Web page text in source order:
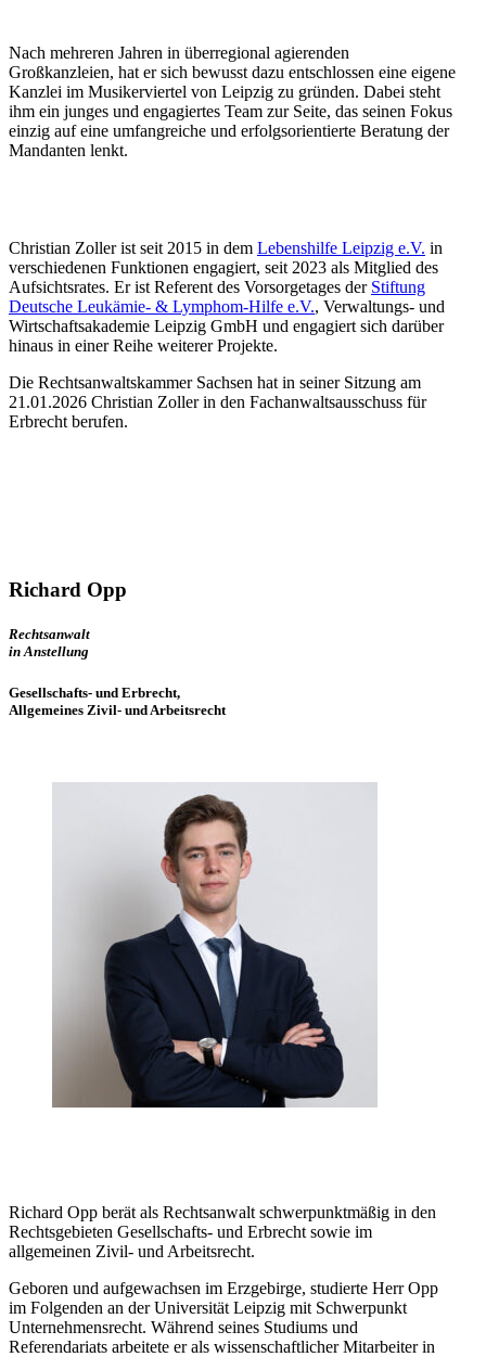
Nach mehreren Jahren in überregional agierenden
Großkanzleien, hat er sich bewusst dazu entschlossen eine eigene
Kanzlei im Musikerviertel von Leipzig zu gründen. Dabei steht
ihm ein junges und engagiertes Team zur Seite, das seinen Fokus
einzig auf eine umfangreiche und erfolgsorientierte Beratung der
Mandanten lenkt.
Christian Zoller ist seit 2015 in dem Lebenshilfe Leipzig e.V. in
verschiedenen Funktionen engagiert, seit 2023 als Mitglied des
Aufsichtsrates. Er ist Referent des Vorsorgetages der Stiftung
Deutsche Leukämie- & Lymphom-Hilfe e.V., Verwaltungs- und
Wirtschaftsakademie Leipzig GmbH und engagiert sich darüber
hinaus in einer Reihe weiterer Projekte.
Die Rechtsanwaltskammer Sachsen hat in seiner Sitzung am
21.01.2026 Christian Zoller in den Fachanwaltsausschuss für
Erbrecht berufen.
Richard Opp
Rechtsanwalt
in Anstellung
Gesellschafts- und Erbrecht,
Allgemeines Zivil- und Arbeitsrecht
Richard Opp berät als Rechtsanwalt schwerpunktmäßig in den
Rechtsgebieten Gesellschafts- und Erbrecht sowie im
allgemeinen Zivil- und Arbeitsrecht.
Geboren und aufgewachsen im Erzgebirge, studierte Herr Opp
im Folgenden an der Universität Leipzig mit Schwerpunkt
Unternehmensrecht. Während seines Studiums und
Referendariats arbeitete er als wissenschaftlicher Mitarbeiter in